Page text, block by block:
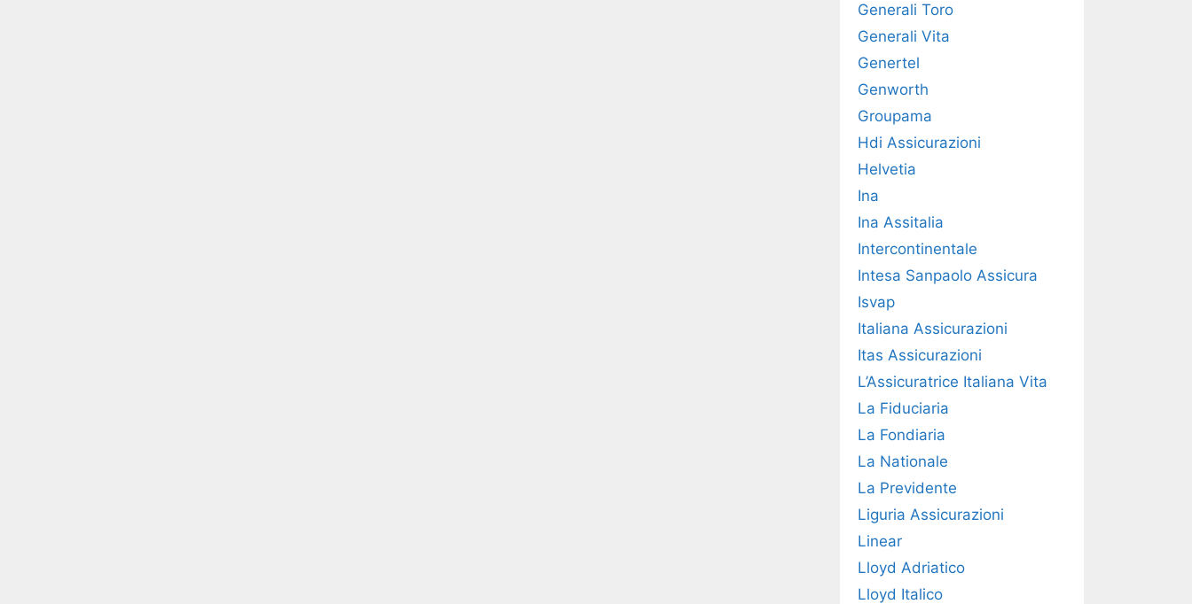
Generali Toro
Generali Vita
Genertel
Genworth
Groupama
Hdi Assicurazioni
Helvetia
Ina
Ina Assitalia
Intercontinentale
Intesa Sanpaolo Assicura
Isvap
Italiana Assicurazioni
Itas Assicurazioni
L’Assicuratrice Italiana Vita
La Fiduciaria
La Fondiaria
La Nationale
La Previdente
Liguria Assicurazioni
Linear
Lloyd Adriatico
Lloyd Italico